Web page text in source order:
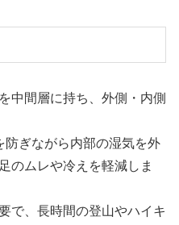
中間層に持ち、外側・内側
防ぎながら内部の湿気を外
のムレや冷えを軽減しま
で、長時間の登山やハイキ